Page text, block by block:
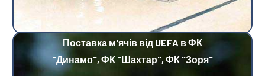
Поставка м'ячів від UEFA в ФК
"Динамо", ФК "Шахтар", ФК "Зоря"